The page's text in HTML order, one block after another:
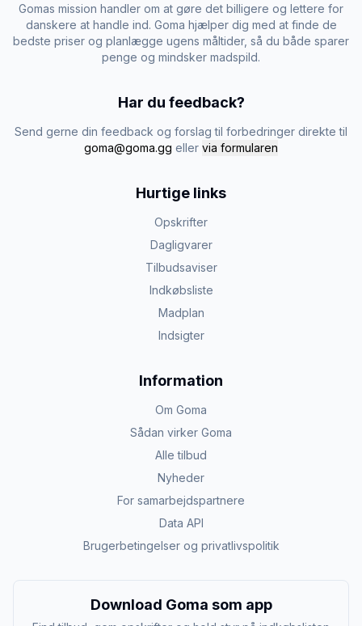
Gomas mission handler om at gøre det billigere og lettere for
danskere at handle ind. Goma hjælper dig med at finde de
bedste priser og planlægge ugens måltider, så du både sparer
penge og mindsker madspild.
Har du feedback?
Send gerne din feedback og forslag til forbedringer direkte til
goma@goma.gg eller via formularen
Hurtige links
Opskrifter
Dagligvarer
Tilbudsaviser
Indkøbsliste
Madplan
Indsigter
Information
Om Goma
Sådan virker Goma
Alle tilbud
Nyheder
For samarbejdspartnere
Data API
Brugerbetingelser og privatlivspolitik
Download Goma som app